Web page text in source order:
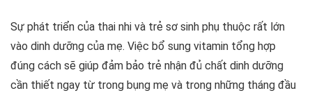
Sự phát triển của thai nhi và trẻ sơ sinh phụ thuộc rất lớn
vào dinh dưỡng của mẹ. Việc bổ sung vitamin tổng hợp
đúng cách sẽ giúp đảm bảo trẻ nhận đủ chất dinh dưỡng
cần thiết ngay từ trong bụng mẹ và trong những tháng đầu